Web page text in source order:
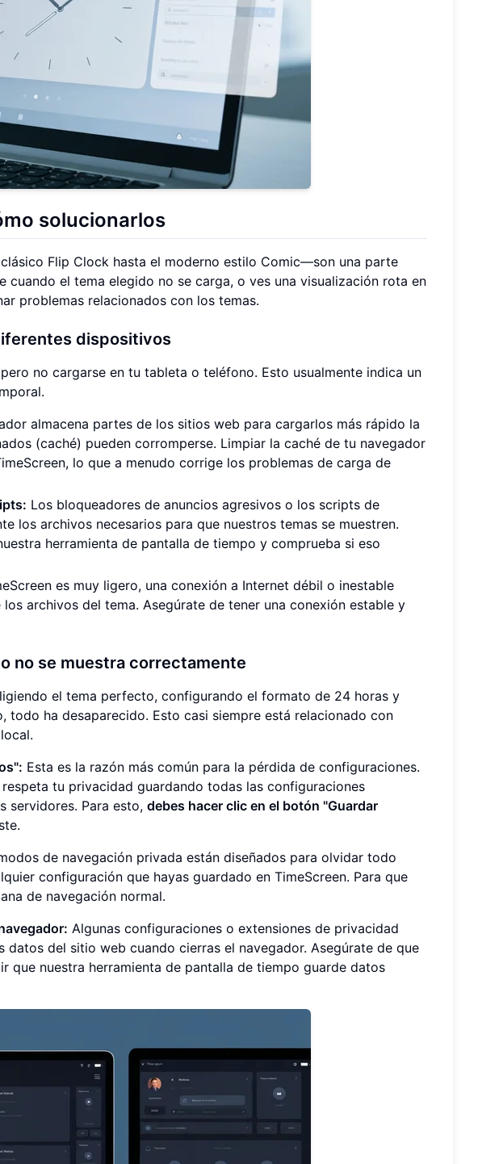
solucionarlos
Flip Clock hasta el moderno estilo Comic—son una parte
cuando el tema elegido no se carga, o ves una visualización rota en
problemas relacionados con los temas.
dispositivos
no cargarse en tu tableta o teléfono. Esto usualmente indica un
almacena partes de los sitios web para cargarlos más rápido la
(caché) pueden corromperse. Limpiar la caché de tu navegador
lo que a menudo corrige los problemas de carga de
Los bloqueadores de anuncios agresivos o los scripts de
los archivos necesarios para que nuestros temas se muestren.
herramienta de pantalla de tiempo y comprueba si eso
es muy ligero, una conexión a Internet débil o inestable
archivos del tema. Asegúrate de tener una conexión estable y
no se muestra correctamente
el tema perfecto, configurando el formato de 24 horas y
todo ha desaparecido. Esto casi siempre está relacionado con
Esta es la razón más común para la pérdida de configuraciones.
tu privacidad guardando todas las configuraciones
servidores. Para esto, debes hacer clic en el botón "Guardar
de navegación privada están diseñados para olvidar todo
configuración que hayas guardado en TimeScreen. Para que
de navegación normal.
Algunas configuraciones o extensiones de privacidad
del sitio web cuando cierras el navegador. Asegúrate de que
que nuestra herramienta de pantalla de tiempo guarde datos